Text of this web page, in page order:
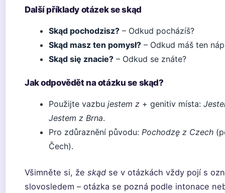
Další příklady otázek se skąd
Skąd pochodzisz? – Odkud pocházíš?
Skąd masz ten pomysł? – Odkud máš ten
Skąd się znacie? – Odkud se znáte?
Jak odpovědět na otázku se skąd?
Použijte vazbu jestem z + genitiv místa:
Jestem z Brna.
Pro zdůraznění původu: Pochodzę z Czech
Čech).
Všimněte si, že skąd se v otázkách vždy pojí s
slovosledem – otázka se pozná podle intonace